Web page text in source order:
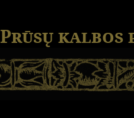
Prūsų kalbos